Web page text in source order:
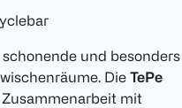
und besonders
Die TePe
mit